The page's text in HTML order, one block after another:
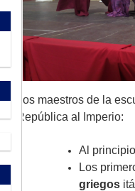
Los maestros de la
República al Imperio:
Al
Los
griegos